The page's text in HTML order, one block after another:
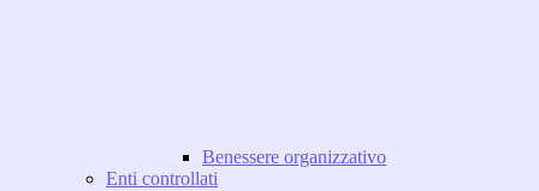
Benessere organizzativo
Enti controllati